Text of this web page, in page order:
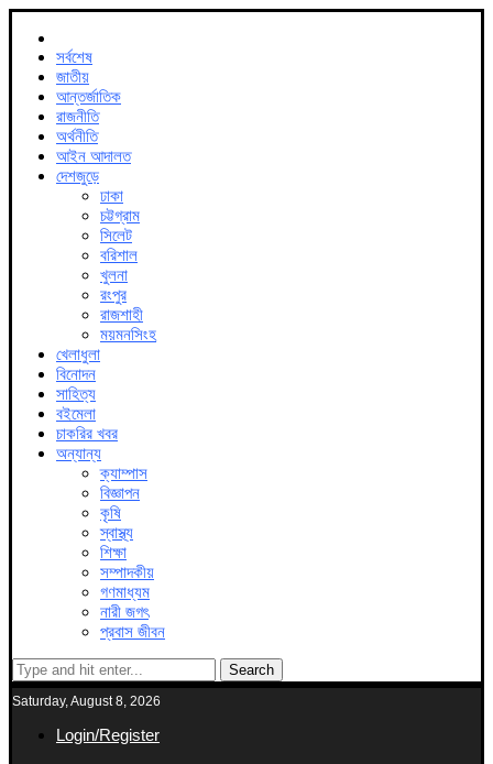
সর্বশেষ
জাতীয়
আন্তর্জাতিক
রাজনীতি
অর্থনীতি
আইন আদালত
দেশজুড়ে
ঢাকা
চট্টগ্রাম
সিলেট
বরিশাল
খুলনা
রংপুর
রাজশাহী
ময়মনসিংহ
খেলাধুলা
বিনোদন
সাহিত্য
বইমেলা
চাকরির খবর
অন্যান্য
ক্যাম্পাস
বিজ্ঞাপন
কৃষি
স্বাস্থ্য
শিক্ষা
সম্পাদকীয়
গণমাধ্যম
নারী জগৎ
প্রবাস জীবন
Search
Saturday, August 8, 2026
Login/Register